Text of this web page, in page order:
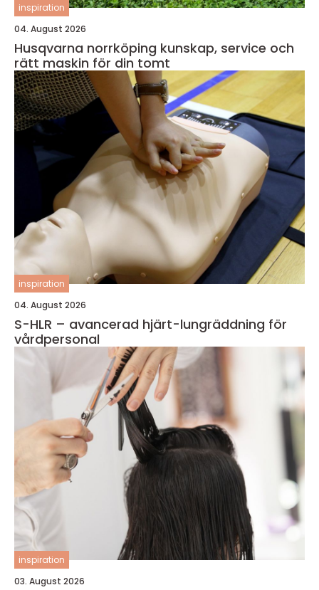
inspiration
04. August 2026
Husqvarna norrköping kunskap, service och
rätt maskin för din tomt
inspiration
04. August 2026
S-HLR – avancerad hjärt-lungräddning för
vårdpersonal
inspiration
03. August 2026